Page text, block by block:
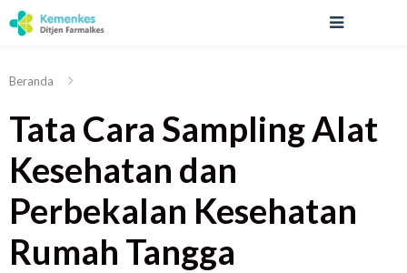
Beranda
Tata Cara Sampling Alat
Kesehatan dan
Perbekalan Kesehatan
Rumah Tangga